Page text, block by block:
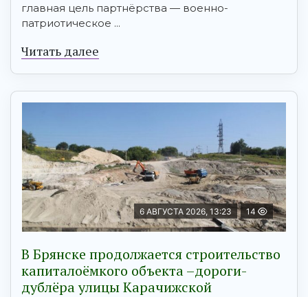
главная цель партнёрства — военно-
патриотическое ...
Читать далее
6 АВГУСТА 2026, 13:23 14
В Брянске продолжается строительство
капиталоёмкого объекта –дороги-
дублёра улицы Карачижской